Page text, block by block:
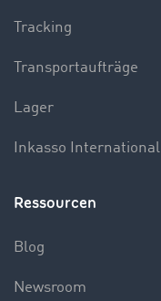
Tracking
Transportaufträge
Lager
Inkasso International
Ressourcen
Blog
Newsroom